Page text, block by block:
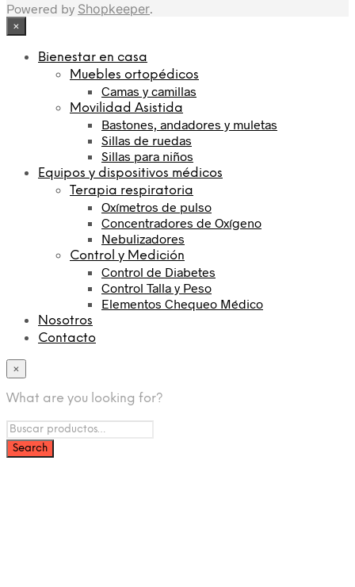
Powered by Shopkeeper.
×
Bienestar en casa
Muebles ortopédicos
Camas y camillas
Movilidad Asistida
Bastones, andadores y muletas
Sillas de ruedas
Sillas para niños
Equipos y dispositivos médicos
Terapia respiratoria
Oxímetros de pulso
Concentradores de Oxígeno
Nebulizadores
Control y Medición
Control de Diabetes
Control Talla y Peso
Elementos Chequeo Médico
Nosotros
Contacto
×
What are you looking for?